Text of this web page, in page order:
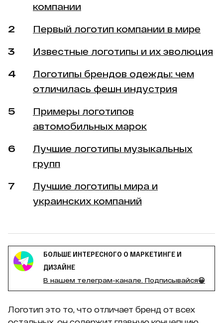
компании
Первый логотип компании в мире
Известные логотипы и их эволюция
Логотипы брендов одежды: чем
отличилась фешн индустрия
Примеры логотипов
автомобильных марок
Лучшие логотипы музыкальных
групп
Лучшие логотипы мира и
украинских компаний
БОЛЬШЕ ИНТЕРЕСНОГО О МАРКЕТИНГЕ И
ДИЗАЙНЕ
В нашем телеграм-канале. Подписывайся😀
Логотип это то, что отличает бренд от всех